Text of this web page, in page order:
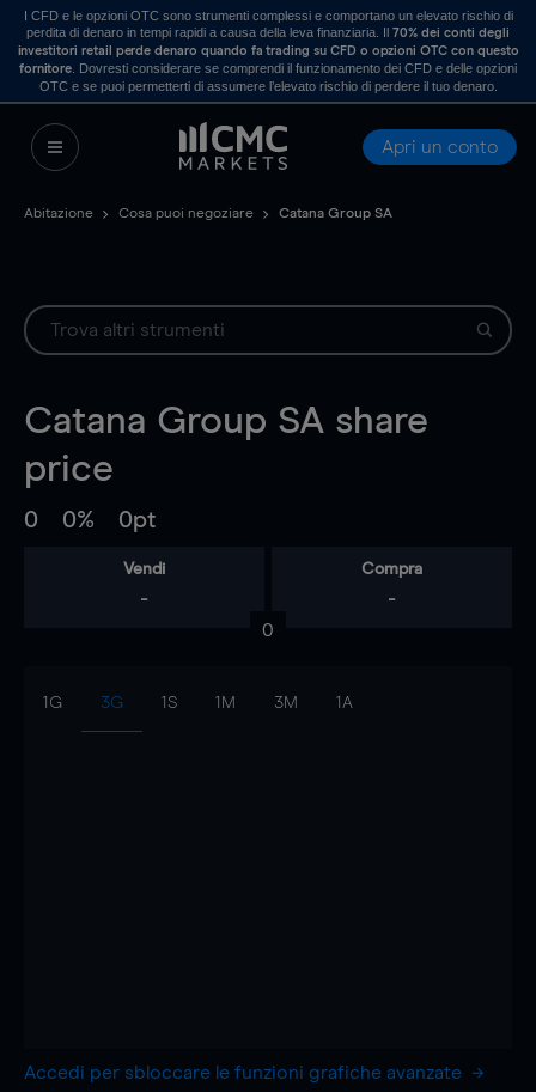
I CFD e le opzioni OTC sono strumenti complessi e comportano un elevato rischio di
perdita di denaro in tempi rapidi a causa della leva finanziaria. Il70% dei conti degli
investitori retail perde denaro quando fa trading su CFD o opzioni OTC con questo
fornitore . Dovresti considerare se comprendi il funzionamento dei CFD e delle opzioni
OTC e se puoi permetterti di assumere l’elevato rischio di perdere il tuo denaro.
Apri un conto
Abitazione Cosa puoi negoziare Catana Group SA
Catana Group SA share
price
0 0% 0pt
Vendi
-
Compra
-
0
1G 3G 1S 1M 3M 1A
Accedi per sbloccare le funzioni grafiche avanzate